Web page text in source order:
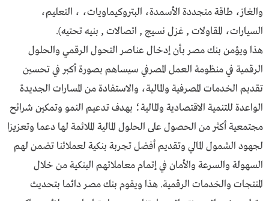
والغاز، طاقة متجددة الأسمدة، البتروكيماويات، ، التعليم،
السيارات، المقاولات , غزل نسيج , اتصالات , بنيه تحتيه).
هذا ويؤمن بنك مصر بأن إدخال عناصر التحول الرقمي والحلول
الرقمية في منظومة العمل المصرفي سيساهم بصورة أكبر في تحسين
تقديم الخدمات المصرفية والمالية، والاستفادة من المسارات الجديدة
الواعدة للتنمية الاقتصادية والمالية؛ بهدف تدعيم النمو وتمكين شرائح
مجتمعية أكثر من الحصول على الحلول المالية الملائمة لها دعما وتعزيزا
لجهود الشمول المالي وتقديم أفضل تجربة بنكية لعملائنا تضمن لهم
السهولة والسرعة والأمان في إتمام معاملاتهم البنكية من خلال
المنتجات والخدمات الرقمية. هذا ويقوم بنك مصر دائما بتحديث